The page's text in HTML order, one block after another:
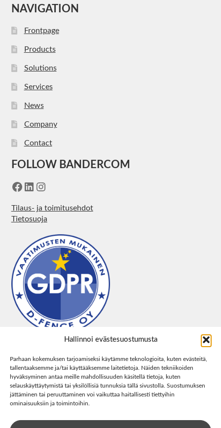
Hallinnoi evästesuostumusta
Parhaan kokemuksen tarjoamiseksi käytämme teknologioita, kuten evästeitä,
tallentaaksemme ja/tai käyttääksemme laitetietoja. Näiden tekniikoiden
hyväksyminen antaa meille mahdollisuuden käsitellä tietoja, kuten
selauskäyttäytymistä tai yksilöllisiä tunnuksia tällä sivustolla. Suostumuksen
jättäminen tai peruuttaminen voi vaikuttaa haitallisesti tiettyihin
ominaisuuksiin ja toimintoihin.
NAVIGATION
Frontpage
Products
Solutions
Services
News
Company
Contact
FOLLOW BANDERCOM
Facebook
LinkedIn
Instagram
Tilaus- ja toimitusehdot
Tietosuoja